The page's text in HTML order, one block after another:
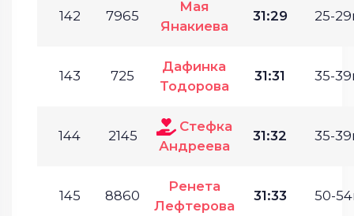
142 7965
Мая
Янакиева
31:29 25-
143 725
Дафинка
Тодорова
31:31 35-
144 2145
Стефка
Андреева
31:32 35-
145 8860
Ренета
Лефтерова
31:33 50-